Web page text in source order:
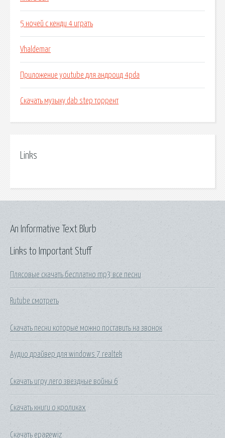
5 ночей с кенди 4 играть
Vhaldemar
Приложение youtube для андроид 4pda
Скачать музыку dab step торрент
Links
Links to Important Stuff
Плясовые скачать бесплатно mp3 все песни
Rutube смотреть
Скачать песни которые можно поставить на звонок
Аудио драйвер для windows 7 realtek
Скачать игру лего звездные войны 6
Скачать книги о кроликах
Скачать epagewiz
An Informative Text Blurb